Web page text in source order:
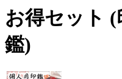
お得セット (
鑑)